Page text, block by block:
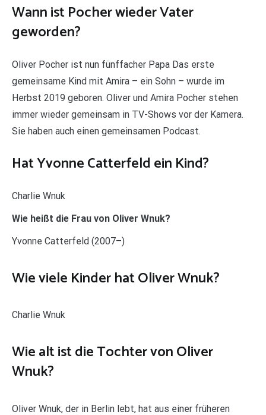
Wann ist Pocher wieder Vater
geworden?
Oliver Pocher ist nun fünffacher Papa Das erste
gemeinsame Kind mit Amira – ein Sohn – wurde im
Herbst 2019 geboren. Oliver und Amira Pocher stehen
immer wieder gemeinsam in TV-Shows vor der Kamera.
Sie haben auch einen gemeinsamen Podcast.
Hat Yvonne Catterfeld ein Kind?
Charlie Wnuk
Wie heißt die Frau von Oliver Wnuk?
Yvonne Catterfeld (2007–)
Wie viele Kinder hat Oliver Wnuk?
Charlie Wnuk
Wie alt ist die Tochter von Oliver
Wnuk?
Oliver Wnuk, der in Berlin lebt, hat aus einer früheren